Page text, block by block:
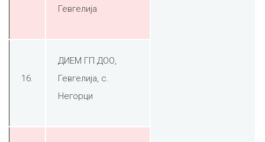
Гевгелија
16.
ДИЕМ ГП ДОО,
Гевгелија, с.
Негорци